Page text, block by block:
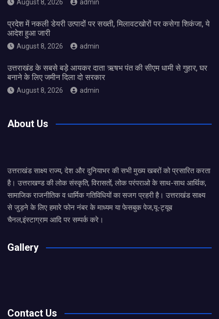
August 8, 2026 admin
प्रदेश में नकली डेयरी उत्पादों पर सख्ती, मिलावटखोरों पर कसेगा शिकंजा, ये
आदेश हुआ जारी
August 8, 2026 admin
उत्तराखंड के सबसे बड़े आयकर दाता ऋषभ पंत की सीएम धामी से गुहार, घर
बनाने के लिए जमीन दिला दो सरकार
August 8, 2026 admin
About Us
उत्तराखंड साक्ष्य राज्य, देश और दुनियाभर की सभी मुख्य खबरों को प्रसारित करता
है। उत्तराखण्ड की लोक संस्कृति, विरासतों, लोक परंपराओ के साथ-साथ आर्थिक,
सामाजिक राजनीतिक व धार्मिक गतिविधियों का सजग प्रहरी है। उत्तराखंड साक्ष्य
से जुड़ने के लिए हमारे फोन नंबर के माध्यम या फेसबुक पेज,यू-ट्यूब
चैनल,इंस्टाग्राम आदि पर सम्पर्क करे।
Gallery
Contact Us